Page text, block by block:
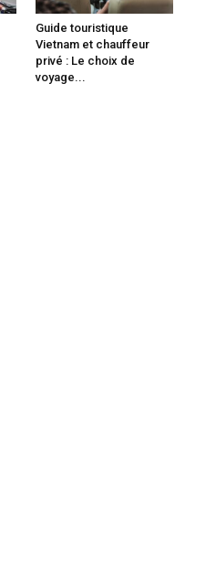
Guide touristique
Vietnam et chauffeur
privé : Le choix de
voyage...